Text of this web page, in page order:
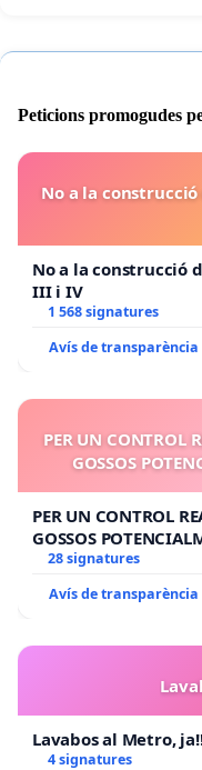
Peticions promogudes
No a la
No a la construcció
III i IV
1 568 signatures
Avís de transparència
PER UN CONTROL
GOSSOS
PER UN CONTROL
GOSSOS
28 signatures
Avís de transparència
Lavabos al Metro,
4 signatures